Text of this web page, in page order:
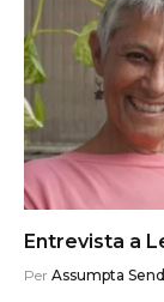
Entrevista a
Per Assumpta